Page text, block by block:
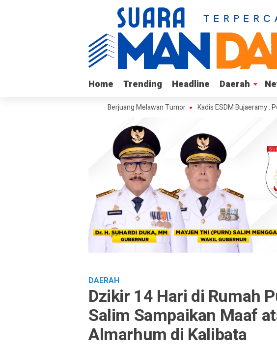
Home Trending Headline Daerah
Home Trending Headline Daerah
Remaja Kalukku yang Berjuang Melawan Tumor Kadis ESDM Bujaeramy : Pentingnya
DAERAH
Dzikir 14 Hari di Rumah
Salim Sampaikan Maaf
Almarhum di Kalibata